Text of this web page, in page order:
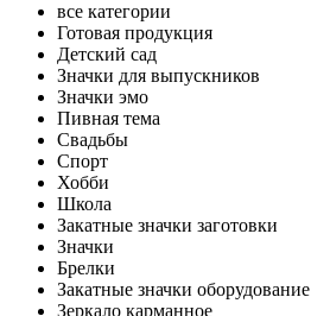
все категории
Готовая продукция
Детский сад
Значки для выпускников
Значки эмо
Пивная тема
Свадьбы
Спорт
Хобби
Школа
Закатные значки заготовки
Значки
Брелки
Закатные значки оборудование
Зеркало карманное